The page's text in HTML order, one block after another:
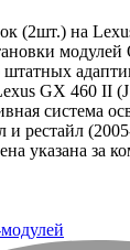
(2шт.) на
модулей
штатных
GX 460 II
система
и рестайл
указана за